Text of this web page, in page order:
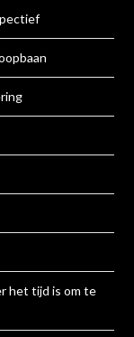
het tijd is om te